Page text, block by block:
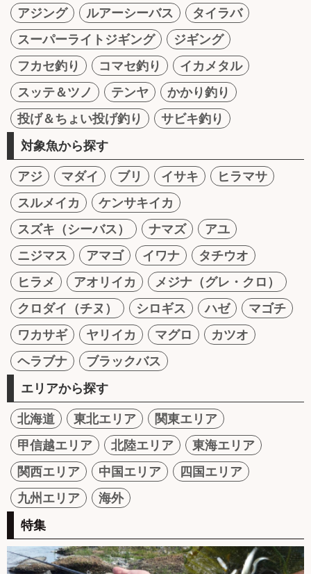
アジング
ルアーシーバス
タイラバ
スーパーライトジギング
ジギング
フカセ釣り
コマセ釣り
イカメタル
スッテ＆ツノ
テンヤ
かかり釣り
投げ＆ちょい投げ釣り
サビキ釣り
対象魚から探す
アジ マダイ ブリ イサキ
ヒラマサ
スルメイカ
ケンサキイカ
スズキ（シーバス）
ナマズ
アユ
ニジマス
アマゴ イワナ
タチウオ
ヒラメ
アオリイカ
メジナ（グレ・クロ）
クロダイ（チヌ）
シロギス ハゼ
マゴチ
ワカサギ
ヤリイカ マグロ
カツオ
ヘラブナ
ブラックバス
エリアから探す
北海道 東北エリア
関東エリア
甲信越エリア
北陸エリア
東海エリア
関西エリア
中国エリア
四国エリア
九州エリア
海外
特集